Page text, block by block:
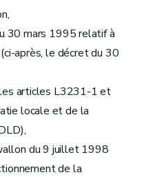
30 mars 1995 relatif à
après, le décret du 30
articles L3231-1 et
locale et de la
du 9 juillet 1998
de la